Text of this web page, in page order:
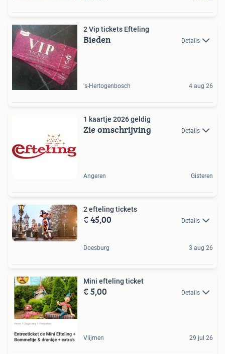
2 Vip tickets Efteling
Bieden Details
's-Hertogenbosch 4 aug 26
1 kaartje 2026 geldig
Zie omschrijving Details
Angeren Gisteren
2 efteling tickets
€ 45,00 Details
Doesburg 3 aug 26
Mini efteling ticket
€ 5,00 Details
Vlijmen 29 jul 26